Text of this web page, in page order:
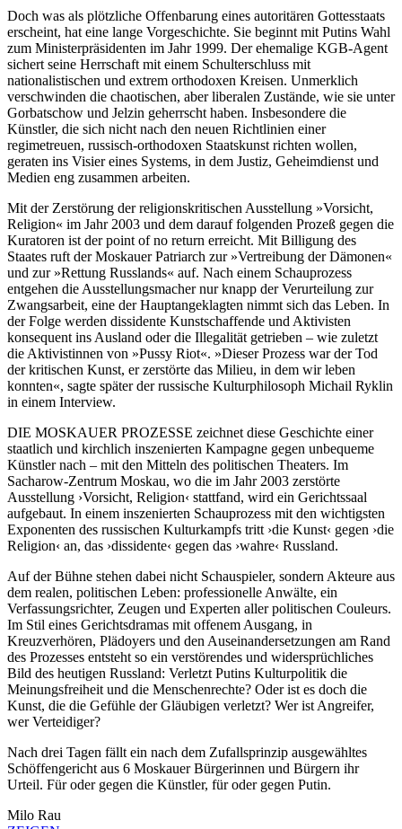
Doch was als plötzliche Offenbarung eines autoritären Gottesstaats
erscheint, hat eine lange Vorgeschichte. Sie beginnt mit Putins Wahl
zum Ministerpräsidenten im Jahr 1999. Der ehemalige KGB-Agent
sichert seine Herrschaft mit einem Schulterschluss mit
nationalistischen und extrem orthodoxen Kreisen. Unmerklich
verschwinden die chaotischen, aber liberalen Zustände, wie sie unter
Gorbatschow und Jelzin geherrscht haben. Insbesondere die
Künstler, die sich nicht nach den neuen Richtlinien einer
regimetreuen, russisch-orthodoxen Staatskunst richten wollen,
geraten ins Visier eines Systems, in dem Justiz, Geheimdienst und
Medien eng zusammen arbeiten.
Mit der Zerstörung der religionskritischen Ausstellung »Vorsicht,
Religion« im Jahr 2003 und dem darauf folgenden Prozeß gegen die
Kuratoren ist der point of no return erreicht. Mit Billigung des
Staates ruft der Moskauer Patriarch zur »Vertreibung der Dämonen«
und zur »Rettung Russlands« auf. Nach einem Schauprozess
entgehen die Ausstellungsmacher nur knapp der Verurteilung zur
Zwangsarbeit, eine der Hauptangeklagten nimmt sich das Leben. In
der Folge werden dissidente Kunstschaffende und Aktivisten
konsequent ins Ausland oder die Illegalität getrieben – wie zuletzt
die Aktivistinnen von »Pussy Riot«. »Dieser Prozess war der Tod
der kritischen Kunst, er zerstörte das Milieu, in dem wir leben
konnten«, sagte später der russische Kulturphilosoph Michail Ryklin
in einem Interview.
DIE MOSKAUER PROZESSE zeichnet diese Geschichte einer
staatlich und kirchlich inszenierten Kampagne gegen unbequeme
Künstler nach – mit den Mitteln des politischen Theaters. Im
Sacharow-Zentrum Moskau, wo die im Jahr 2003 zerstörte
Ausstellung ›Vorsicht, Religion‹ stattfand, wird ein Gerichtssaal
aufgebaut. In einem inszenierten Schauprozess mit den wichtigsten
Exponenten des russischen Kulturkampfs tritt ›die Kunst‹ gegen ›die
Religion‹ an, das ›dissidente‹ gegen das ›wahre‹ Russland.
Auf der Bühne stehen dabei nicht Schauspieler, sondern Akteure aus
dem realen, politischen Leben: professionelle Anwälte, ein
Verfassungsrichter, Zeugen und Experten aller politischen Couleurs.
Im Stil eines Gerichtsdramas mit offenem Ausgang, in
Kreuzverhören, Plädoyers und den Auseinandersetzungen am Rand
des Prozesses entsteht so ein verstörendes und widersprüchliches
Bild des heutigen Russland: Verletzt Putins Kulturpolitik die
Meinungsfreiheit und die Menschenrechte? Oder ist es doch die
Kunst, die die Gefühle der Gläubigen verletzt? Wer ist Angreifer,
wer Verteidiger?
Nach drei Tagen fällt ein nach dem Zufallsprinzip ausgewähltes
Schöffengericht aus 6 Moskauer Bürgerinnen und Bürgern ihr
Urteil. Für oder gegen die Künstler, für oder gegen Putin.
Milo Rau